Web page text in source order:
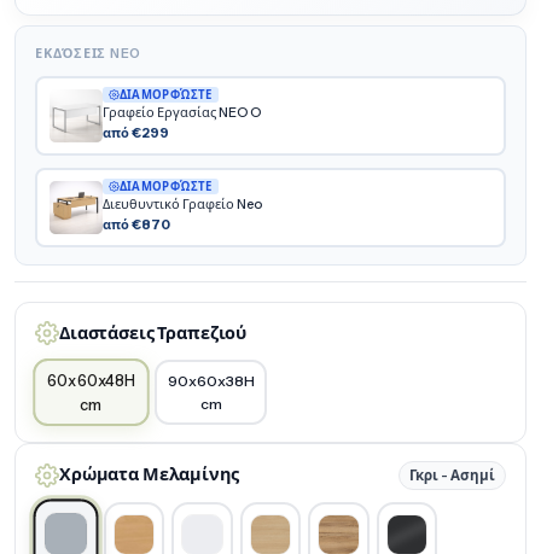
ΕΚΔΌΣΕΙΣ NEO
ΔΙΑΜΟΡΦΏΣΤΕ
Γραφείο Εργασίας NEO O
από €299
ΔΙΑΜΟΡΦΏΣΤΕ
Διευθυντικό Γραφείο Neo
από €870
Διαστάσεις Τραπεζιού
60x60x48H
cm
90x60x38H
cm
Χρώματα Μελαμίνης Γκρι - Ασημί